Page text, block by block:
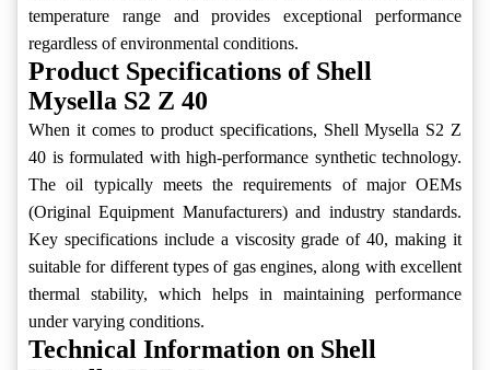
temperature range and provides exceptional performance
regardless of environmental conditions.
Product Specifications of Shell
Mysella S2 Z 40
When it comes to product specifications, Shell Mysella S2 Z
40 is formulated with high-performance synthetic technology.
The oil typically meets the requirements of major OEMs
(Original Equipment Manufacturers) and industry standards.
Key specifications include a viscosity grade of 40, making it
suitable for different types of gas engines, along with excellent
thermal stability, which helps in maintaining performance
under varying conditions.
Technical Information on Shell